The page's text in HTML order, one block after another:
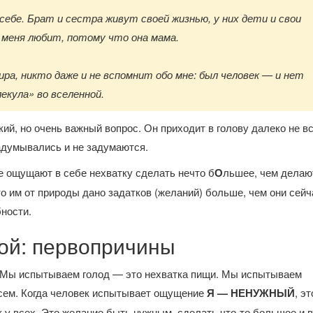
Брат и сестра живут своей жизнью, у них дети и свои
любит, потому что она мама.
никто даже и не вспомнит обо мне: был человек — и нет
во вселенной.
но очень важный вопрос. Он приходит в голову далеко не
и не задумаются.
в себе нехватку сделать нечто бОльшее, чем
им от природы дано задатков (желаний) больше, чем они
первопричины
испытываем голод — это нехватка пищи. Мы испытываем
Когда человек испытывает ощущениеЯ — НЕНУЖНЫЙ,